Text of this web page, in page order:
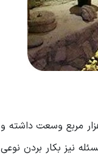
کاریز، در جزیره کیش و استان هرمزگان واقع شده است. این شهر زیرزمینی و عجیب، حدود 10 هزار مربع وسعت داشته و
نیز بکار بردن نوعی